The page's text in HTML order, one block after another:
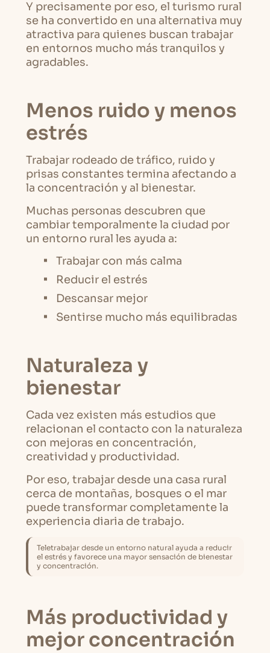
Y precisamente por eso, el turismo rural
se ha convertido en una alternativa muy
atractiva para quienes buscan trabajar
en entornos mucho más tranquilos y
agradables.
Menos ruido y menos
estrés
Trabajar rodeado de tráfico, ruido y
prisas constantes termina afectando a
la concentración y al bienestar.
Muchas personas descubren que
cambiar temporalmente la ciudad por
un entorno rural les ayuda a:
Trabajar con más calma
Reducir el estrés
Descansar mejor
Sentirse mucho más equilibradas
Naturaleza y
bienestar
Cada vez existen más estudios que
relacionan el contacto con la naturaleza
con mejoras en concentración,
creatividad y productividad.
Por eso, trabajar desde una casa rural
cerca de montañas, bosques o el mar
puede transformar completamente la
experiencia diaria de trabajo.
Teletrabajar desde un entorno natural ayuda a reducir
el estrés y favorece una mayor sensación de bienestar
y concentración.
Más productividad y
mejor concentración